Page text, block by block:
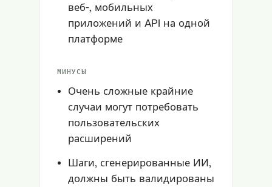
веб-, мобильных
приложений и API на одной
платформе
МИНУСЫ
Очень сложные крайние
случаи могут потребовать
пользовательских
расширений
Шаги, сгенерированные ИИ,
должны быть валидированы